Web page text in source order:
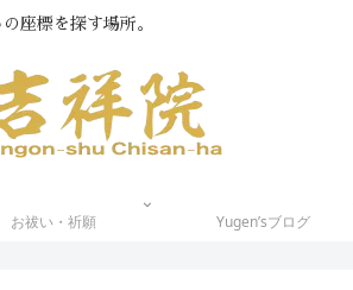
の座標を探す場所。
お祓い・祈願 Yugen’sブログ